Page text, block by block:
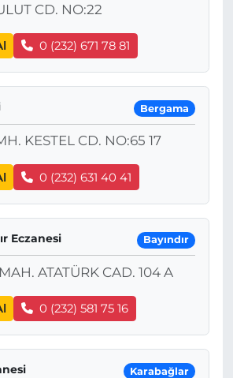
CD. NO:22
0 (232) 671 78 81
Bergama
KESTEL CD. NO:65 17
0 (232) 631 40 41
Eczanesi Bayındır
ATATÜRK CAD. 104 A
0 (232) 581 75 16
Karabağlar